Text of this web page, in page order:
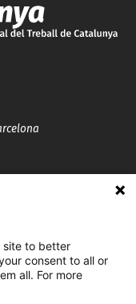
site to better
consent to all or
all. For more